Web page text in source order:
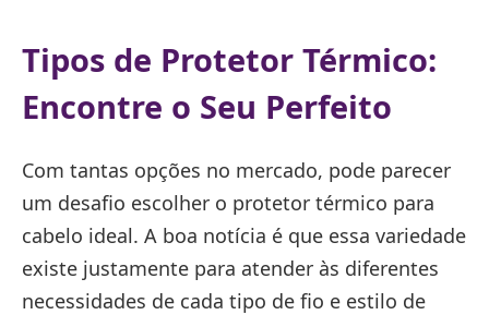
Tipos de Protetor Térmico:
Encontre o Seu Perfeito
Com tantas opções no mercado, pode parecer
um desafio escolher o protetor térmico para
cabelo ideal. A boa notícia é que essa variedade
existe justamente para atender às diferentes
necessidades de cada tipo de fio e estilo de